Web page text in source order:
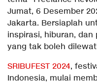
Jumat, 6 Desember
Jakarta. Bersiaplah
inspirasi, hiburan,
yang tak boleh
SRIBUFEST 2024,
Indonesia, mulai